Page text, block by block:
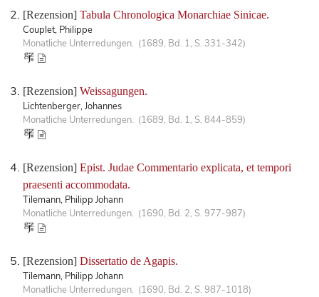
[Rezension] Tabula Chronologica Monarchiae Sinicae.
Couplet, Philippe
Monatliche Unterredungen. (1689, Bd. 1, S. 331-342)
[Rezension] Weissagungen.
Lichtenberger, Johannes
Monatliche Unterredungen. (1689, Bd. 1, S. 844-859)
[Rezension] Epist. Judae Commentario explicata, et tempori
praesenti accommodata.
Tilemann, Philipp Johann
Monatliche Unterredungen. (1690, Bd. 2, S. 977-987)
[Rezension] Dissertatio de Agapis.
Tilemann, Philipp Johann
Monatliche Unterredungen. (1690, Bd. 2, S. 987-1018)